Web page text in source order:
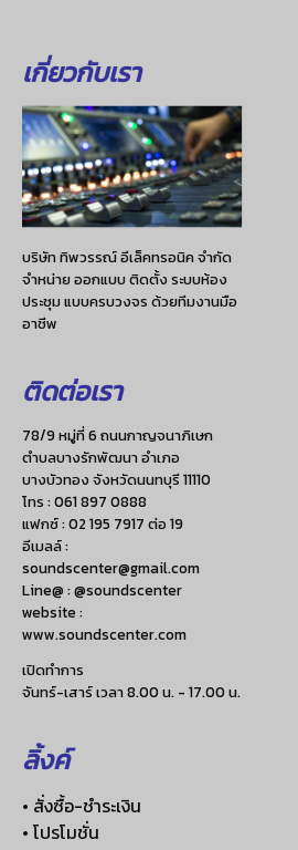
เกี่ยวกับเรา
บริษัท ทิพวรรณ์ อีเล็คทรอนิค จำกัด
จำหน่าย ออกแบบ ติดตั้ง ระบบห้อง
ประชุม แบบครบวงจร ด้วยทีมงานมือ
อาชีพ
ติดต่อเรา
78/9 หมู่ที่ 6 ถนนกาญจนาภิเษก
ตำบลบางรักพัฒนา อำเภอ
บางบัวทอง จังหวัดนนทบุรี 11110
โทร :061 897 0888
แฟกซ์ :02 195 7917 ต่อ 19
อีเมลล์ :
soundscenter@gmail.com
Line@ : @soundscenter
website :
www.soundscenter.com
เปิดทำการ
จันทร์-เสาร์ เวลา 8.00 น. - 17.00 น.
ลิ้งค์
• สั่งซื้อ-ชำระเงิน
• โปรโมชั่น